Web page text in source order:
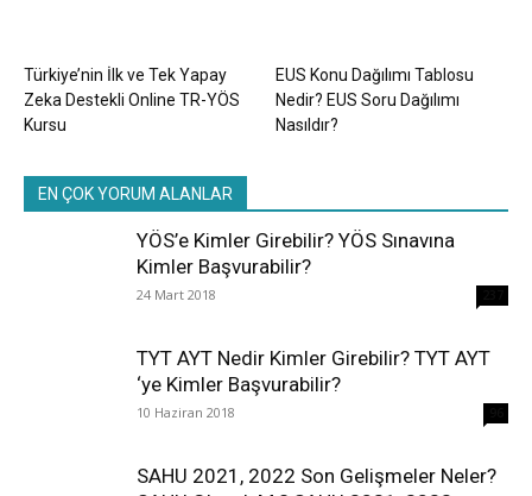
Türkiye’nin İlk ve Tek Yapay
Zeka Destekli Online TR-YÖS
Kursu
EUS Konu Dağılımı Tablosu
Nedir? EUS Soru Dağılımı
Nasıldır?
EN ÇOK YORUM ALANLAR
YÖS’e Kimler Girebilir? YÖS Sınavına
Kimler Başvurabilir?
24 Mart 2018
TYT AYT Nedir Kimler Girebilir? TYT AYT
‘ye Kimler Başvurabilir?
10 Haziran 2018
SAHU 2021, 2022 Son Gelişmeler Neler?